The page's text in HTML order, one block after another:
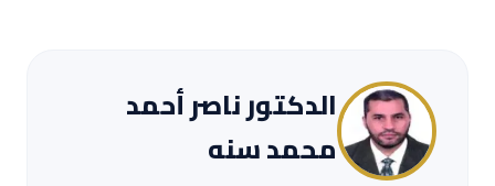
الاعجاز التشريعي في القرآن
ضوابط و تأصيل الاعجاز
قصص للعبرة
مسلمين جدد
حول الاعجاز
حول السنة
حول القراّن
تواصل معنا
الدكتور ناصر أحمد
محمد سنه